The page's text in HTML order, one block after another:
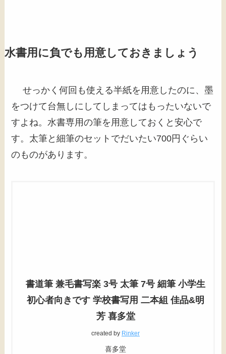
水書用に負でも用意しておきましょう
せっかく何回も使える半紙を用意したのに、墨
をつけて台無しにしてしまってはもったいないで
すよね。水書専用の筆を用意しておくと安心で
す。太筆と細筆のセットでだいたい700円ぐらい
のものがあります。
書道筆 兼毛書写楽 3号 太筆 7号 細筆 小学生
初心者向きです 学校書写用 二本組 佳品&明
芳 喜多堂
created by Rinker
喜多堂